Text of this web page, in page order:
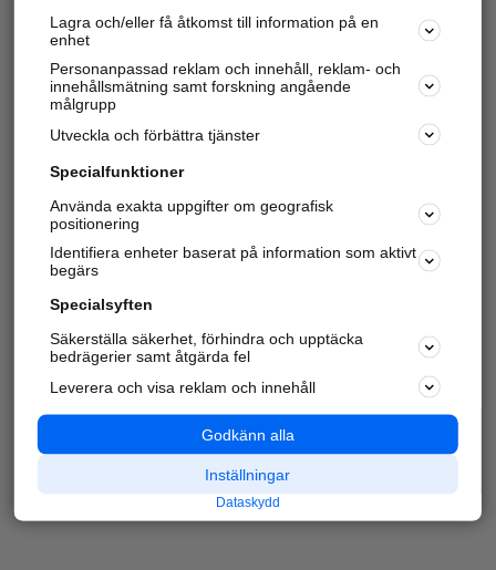
Lagra och/eller få åtkomst till information på en
enhet
Personanpassad reklam och innehåll, reklam- och
innehållsmätning samt forskning angående
målgrupp
Utveckla och förbättra tjänster
Specialfunktioner
Använda exakta uppgifter om geografisk
positionering
Identifiera enheter baserat på information som aktivt
begärs
Specialsyften
Säkerställa säkerhet, förhindra och upptäcka
bedrägerier samt åtgärda fel
Leverera och visa reklam och innehåll
Godkänn alla
Inställningar
Dataskydd